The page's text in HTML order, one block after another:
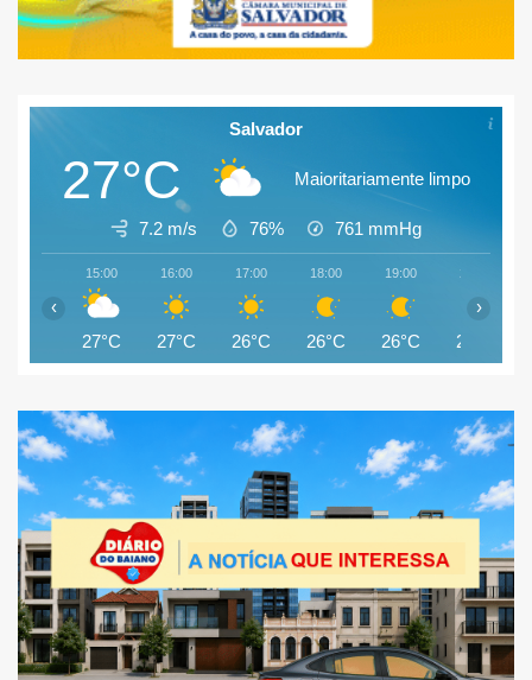
Salvador
27°C Maioritariamente limpo
7.2 m/s 76% 761 mmHg
15:00
27°C
16:00
27°C
17:00
26°C
18:00
26°C
19:00
26°C
20:00
25°C
‹ ›